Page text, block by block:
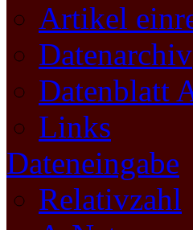
Artikel
Datenarchiv
Datenblatt
Links
Dateneingabe
Relativzahl